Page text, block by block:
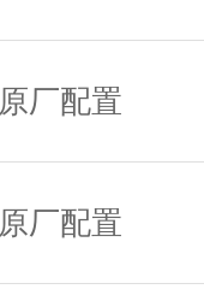
原厂配置
原厂配置